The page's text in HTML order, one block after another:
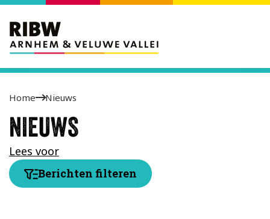
Home Nieuws
NIEUWS
Lees voor
Berichten filteren